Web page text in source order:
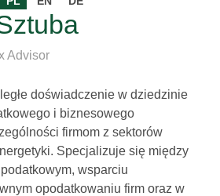
Advisor
doświadczenie w dziedzinie
i biznesowego
firmom z sektorów
Specjalizuje się między
wsparciu
opodatkowaniu firm oraz w